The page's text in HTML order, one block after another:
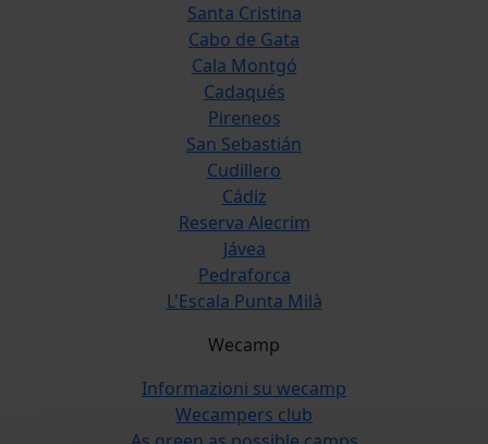
Santa Cristina
Cabo de Gata
Cala Montgó
Cadaqués
Pireneos
San Sebastián
Cudillero
Cádiz
Reserva Alecrim
Jávea
Pedraforca
L'Escala Punta Milà
Wecamp
Informazioni su wecamp
Wecampers club